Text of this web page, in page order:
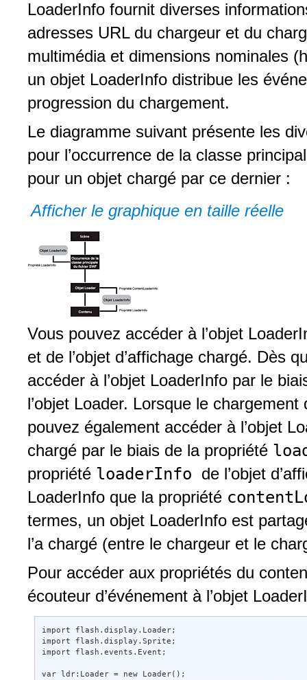
LoaderInfo fournit diverses
adresses URL du chargeur et du
multimédia et dimensions nominales
un objet LoaderInfo distribue les
progression du chargement.
Le diagramme suivant présente les
pour l’occurrence de la classe
pour un objet chargé par ce dernier :
Afficher le graphique en taille réelle
Vous pouvez accéder à l’objet
et de l’objet d’affichage chargé. Dès
accéder à l’objet LoaderInfo par le
l’objet Loader. Lorsque le
pouvez également accéder à l’objet
chargé par le biais de la propriété
propriété loaderInfo de l’objet
LoaderInfo que la propriété
termes, un objet LoaderInfo est
l’a chargé (entre le chargeur et le
Pour accéder aux propriétés du
écouteur d’événement à l’objet
import flash.display.Loader;
import flash.display.Sprite;
import flash.events.Event;
var ldr:Loader = new Loader();